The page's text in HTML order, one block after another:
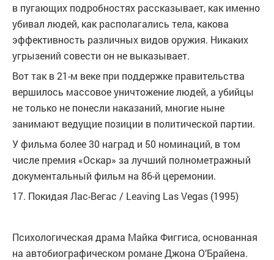
в пугающих подробностях рассказывает, как именно
убивал людей, как располагались тела, какова
эффективность различных видов оружия. Никаких
угрызений совести он не выказывает.
Вот так в 21-м веке при поддержке правительства
вершилось массовое уничтожение людей, а убийцы
не только не понесли наказаний, многие ныне
занимают ведущие позиции в политической партии.
У фильма более 30 наград и 50 номинаций, в том
числе премия «Оскар» за лучший полнометражный
документальный фильм на 86-й церемонии.
17. Покидая Лас-Вегас / Leaving Las Vegas (1995)
Психологическая драма Майка Фиггиса, основанная
на автобиографическом романе Джона О’Брайена.